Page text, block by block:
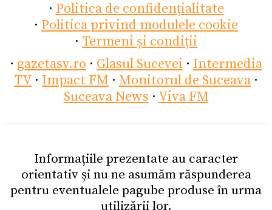
· Politica de confidențialitate
· Politica privind modulele cookie
· Termeni și condiții
· gazetasv.ro · Glasul Sucevei · Intermedia
TV · Impact FM · Monitorul de Suceava ·
Suceava News · Viva FM
Informațiile prezentate au caracter
orientativ și nu ne asumăm răspunderea
pentru eventualele pagube produse în urma
utilizării lor.